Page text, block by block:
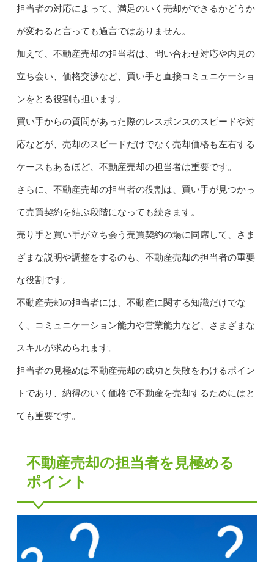
担当者の対応によって、満足のいく売却ができるかどうか
が変わると言っても過言ではありません。
加えて、不動産売却の担当者は、問い合わせ対応や内見の
立ち会い、価格交渉など、買い手と直接コミュニケーショ
ンをとる役割も担います。
買い手からの質問があった際のレスポンスのスピードや対
応などが、売却のスピードだけでなく売却価格も左右する
ケースもあるほど、不動産売却の担当者は重要です。
さらに、不動産売却の担当者の役割は、買い手が見つかっ
て売買契約を結ぶ段階になっても続きます。
売り手と買い手が立ち会う売買契約の場に同席して、さま
ざまな説明や調整をするのも、不動産売却の担当者の重要
な役割です。
不動産売却の担当者には、不動産に関する知識だけでな
く、コミュニケーション能力や営業能力など、さまざまな
スキルが求められます。
担当者の見極めは不動産売却の成功と失敗をわけるポイン
トであり、納得のいく価格で不動産を売却するためにはと
ても重要です。
不動産売却の担当者を見極める
ポイント